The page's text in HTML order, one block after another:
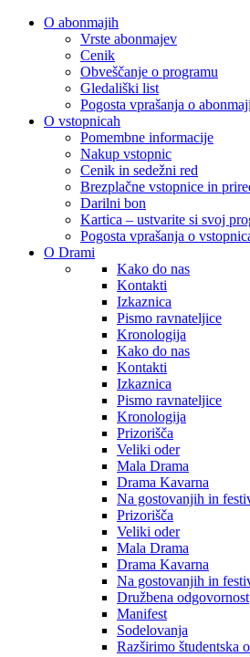
O abonmajih
Vrste abonmajev
Cenik
Obveščanje o programu
Gledališki list
Pogosta vprašanja o
O vstopnicah
Pomembne informacije
Nakup vstopnic
Cenik in sedežni red
Brezplačne vstopnice in
Darilni bon
Kartica – ustvarite si svoj
Pogosta vprašanja o
O Drami
Kako do nas
Kontakti
Izkaznica
Pismo ravnateljice
Kronologija
Kako do nas
Kontakti
Izkaznica
Pismo ravnateljice
Kronologija
Prizorišča
Veliki oder
Mala Drama
Drama Kavarna
Na gostovanjih in
Prizorišča
Veliki oder
Mala Drama
Drama Kavarna
Na gostovanjih in
Družbena odgovornost
Manifest
Sodelovanja
Razširimo študentska